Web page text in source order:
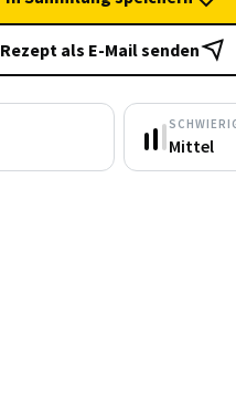
Rezept als E-Mail senden
Mittel